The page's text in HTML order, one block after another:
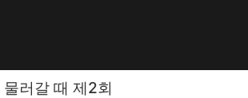
러갈 때 제2회